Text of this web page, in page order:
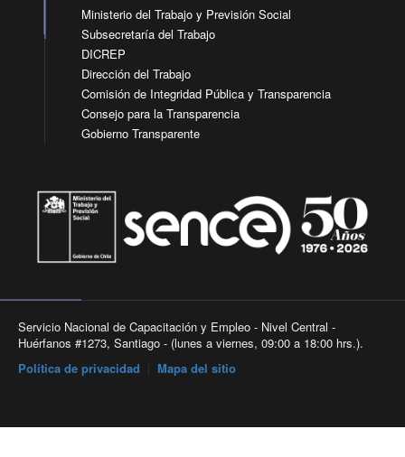
Ministerio del Trabajo y Previsión Social
Subsecretaría del Trabajo
DICREP
Dirección del Trabajo
Comisión de Integridad Pública y Transparencia
Consejo para la Transparencia
Gobierno Transparente
Servicio Nacional de Capacitación y Empleo - Nivel Central -
Huérfanos #1273, Santiago - (lunes a viernes, 09:00 a 18:00 hrs.).
Política de privacidad
Mapa del sitio